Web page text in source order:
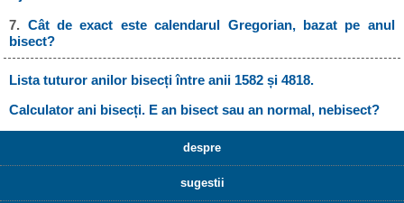
7. Cât de exact este calendarul Gregorian, bazat pe anul
bisect?
Lista tuturor anilor bisecți între anii 1582 și 4818.
Calculator ani bisecți. E an bisect sau an normal, nebisect?
despre
sugestii